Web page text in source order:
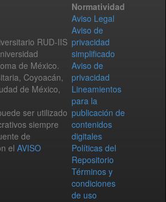
RUD-IIS
de México.
Coyoacán,
de México,
ser utilizado
siempre
de
el AVISO
Normatividad
Aviso Legal
Aviso de
privacidad
simplificado
Aviso de
privacidad
Lineamientos
para la
publicación de
contenidos
digitales
Políticas del
Repositorio
Términos y
condiciones
de uso